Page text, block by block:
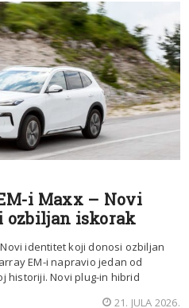
i Maxx – Novi
ozbiljan iskorak
identitet koji donosi ozbiljan
EM-i napravio jedan od
historiji. Novi plug-in hibrid
21. JULA 2026.